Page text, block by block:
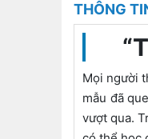
THÔNG
Mọi người
mẫu đã
vượt qua.